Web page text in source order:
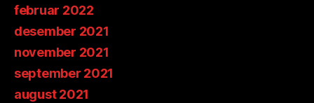
februar 2022
desember 2021
november 2021
september 2021
august 2021